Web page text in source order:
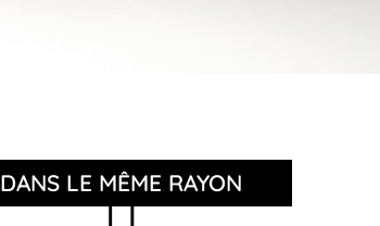
DANS LE MÊME RAYON